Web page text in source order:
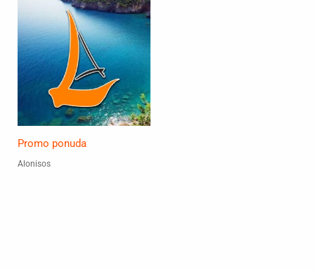
Promo ponuda
Alonisos